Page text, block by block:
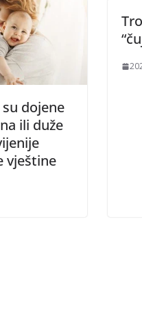
dojene
ili duže
vještine